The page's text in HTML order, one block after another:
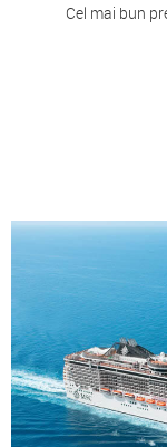
Cel mai bun